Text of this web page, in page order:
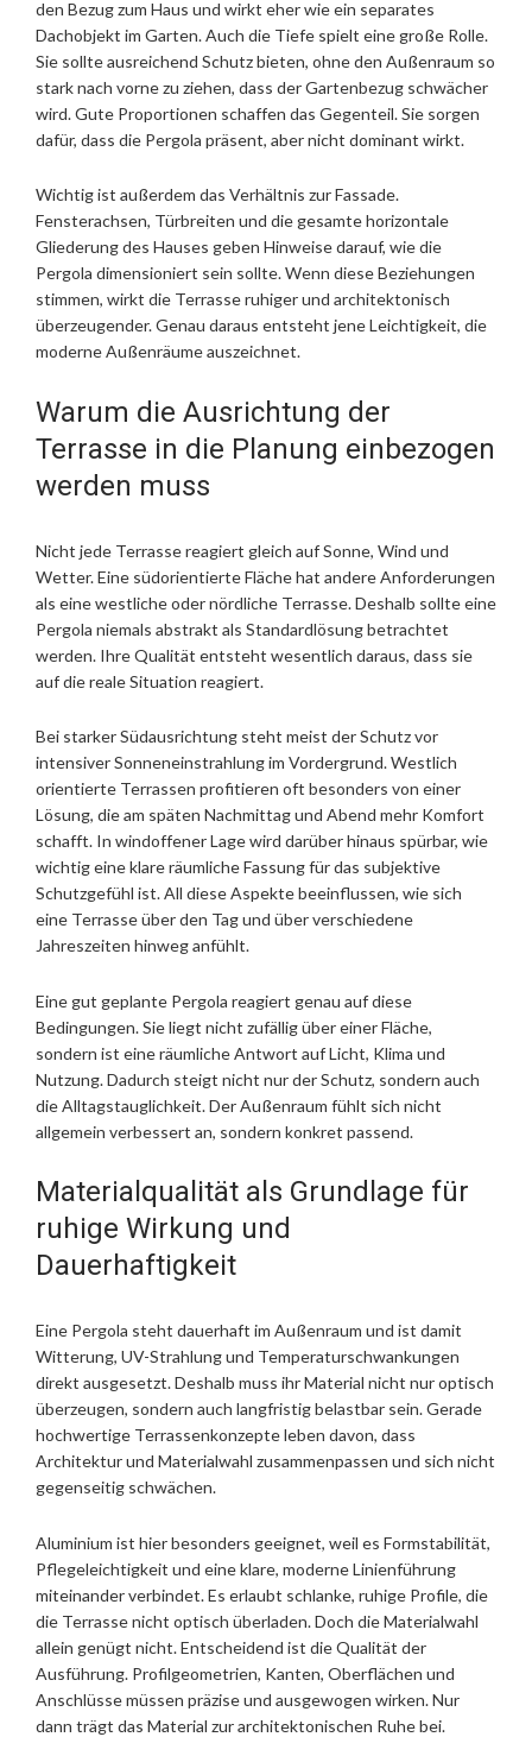
den Bezug zum Haus und wirkt eher wie ein separates
Dachobjekt im Garten. Auch die Tiefe spielt eine große Rolle.
Sie sollte ausreichend Schutz bieten, ohne den Außenraum so
stark nach vorne zu ziehen, dass der Gartenbezug schwächer
wird. Gute Proportionen schaffen das Gegenteil. Sie sorgen
dafür, dass die Pergola präsent, aber nicht dominant wirkt.
Wichtig ist außerdem das Verhältnis zur Fassade.
Fensterachsen, Türbreiten und die gesamte horizontale
Gliederung des Hauses geben Hinweise darauf, wie die
Pergola dimensioniert sein sollte. Wenn diese Beziehungen
stimmen, wirkt die Terrasse ruhiger und architektonisch
überzeugender. Genau daraus entsteht jene Leichtigkeit, die
moderne Außenräume auszeichnet.
Warum die Ausrichtung der
Terrasse in die Planung einbezogen
werden muss
Nicht jede Terrasse reagiert gleich auf Sonne, Wind und
Wetter. Eine südorientierte Fläche hat andere Anforderungen
als eine westliche oder nördliche Terrasse. Deshalb sollte eine
Pergola niemals abstrakt als Standardlösung betrachtet
werden. Ihre Qualität entsteht wesentlich daraus, dass sie
auf die reale Situation reagiert.
Bei starker Südausrichtung steht meist der Schutz vor
intensiver Sonneneinstrahlung im Vordergrund. Westlich
orientierte Terrassen profitieren oft besonders von einer
Lösung, die am späten Nachmittag und Abend mehr Komfort
schafft. In windoffener Lage wird darüber hinaus spürbar, wie
wichtig eine klare räumliche Fassung für das subjektive
Schutzgefühl ist. All diese Aspekte beeinflussen, wie sich
eine Terrasse über den Tag und über verschiedene
Jahreszeiten hinweg anfühlt.
Eine gut geplante Pergola reagiert genau auf diese
Bedingungen. Sie liegt nicht zufällig über einer Fläche,
sondern ist eine räumliche Antwort auf Licht, Klima und
Nutzung. Dadurch steigt nicht nur der Schutz, sondern auch
die Alltagstauglichkeit. Der Außenraum fühlt sich nicht
allgemein verbessert an, sondern konkret passend.
Materialqualität als Grundlage für
ruhige Wirkung und
Dauerhaftigkeit
Eine Pergola steht dauerhaft im Außenraum und ist damit
Witterung, UV-Strahlung und Temperaturschwankungen
direkt ausgesetzt. Deshalb muss ihr Material nicht nur optisch
überzeugen, sondern auch langfristig belastbar sein. Gerade
hochwertige Terrassenkonzepte leben davon, dass
Architektur und Materialwahl zusammenpassen und sich nicht
gegenseitig schwächen.
Aluminium ist hier besonders geeignet, weil es Formstabilität,
Pflegeleichtigkeit und eine klare, moderne Linienführung
miteinander verbindet. Es erlaubt schlanke, ruhige Profile, die
die Terrasse nicht optisch überladen. Doch die Materialwahl
allein genügt nicht. Entscheidend ist die Qualität der
Ausführung. Profilgeometrien, Kanten, Oberflächen und
Anschlüsse müssen präzise und ausgewogen wirken. Nur
dann trägt das Material zur architektonischen Ruhe bei.